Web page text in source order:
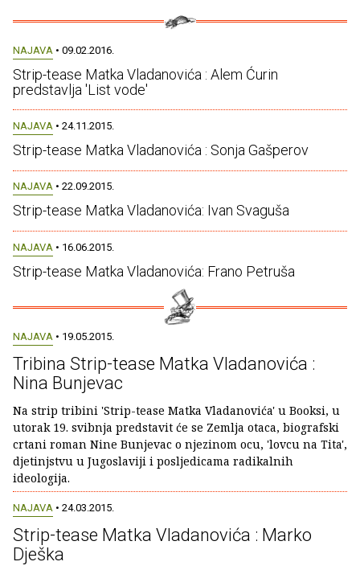
NAJAVA • 09.02.2016.
Strip-tease Matka Vladanovića : Alem Ćurin
predstavlja 'List vode'
NAJAVA • 24.11.2015.
Strip-tease Matka Vladanovića : Sonja Gašperov
NAJAVA • 22.09.2015.
Strip-tease Matka Vladanovića: Ivan Svaguša
NAJAVA • 16.06.2015.
Strip-tease Matka Vladanovića: Frano Petruša
NAJAVA • 19.05.2015.
Tribina Strip-tease Matka Vladanovića :
Nina Bunjevac
Na strip tribini 'Strip-tease Matka Vladanovića' u Booksi, u
utorak 19. svibnja predstavit će se Zemlja otaca, biografski
crtani roman Nine Bunjevac o njezinom ocu, 'lovcu na Tita',
djetinjstvu u Jugoslaviji i posljedicama radikalnih
ideologija.
NAJAVA • 24.03.2015.
Strip-tease Matka Vladanovića : Marko
Dješka